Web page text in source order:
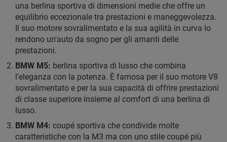
una berlina sportiva di dimensioni medie che offre un
equilibrio eccezionale tra prestazioni e maneggevolezza.
Il suo motore sovralimentato e la sua agilità in curva lo
rendono un'auto da sogno per gli amanti delle
prestazioni.
BMW M5: berlina sportiva di lusso che combina
l'eleganza con la potenza. È famosa per il suo motore V8
sovralimentato e per la sua capacità di offrire prestazioni
di classe superiore insieme al comfort di una berlina di
lusso.
BMW M4: coupé sportiva che condivide molte
caratteristiche con la M3 ma con uno stile coupé più